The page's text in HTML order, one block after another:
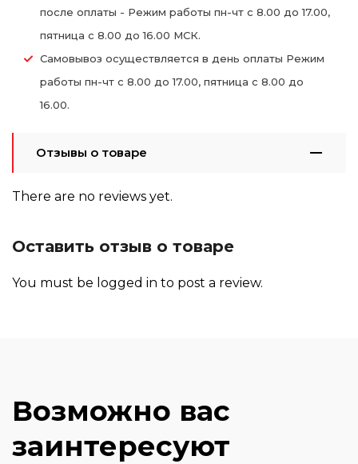
после оплаты - Режим работы пн-чт с 8.00 до 17.00,
пятница с 8.00 до 16.00 МСК.
Самовывоз осуществляется в день оплаты Режим
работы пн-чт с 8.00 до 17.00, пятница с 8.00 до
16.00.
Отзывы о товаре
There are no reviews yet.
Оставить отзыв о товаре
You must be logged in to post a review.
Возможно вас
заинтересуют